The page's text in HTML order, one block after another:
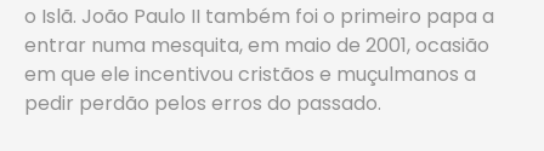
o Islã. João Paulo II também foi o primeiro papa a
entrar numa mesquita, em maio de 2001, ocasião
em que ele incentivou cristãos e muçulmanos a
pedir perdão pelos erros do passado.